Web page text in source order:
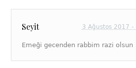
Seyit 3 Ağustos 2017 -
Emeği gecenden rabbim razi olsun